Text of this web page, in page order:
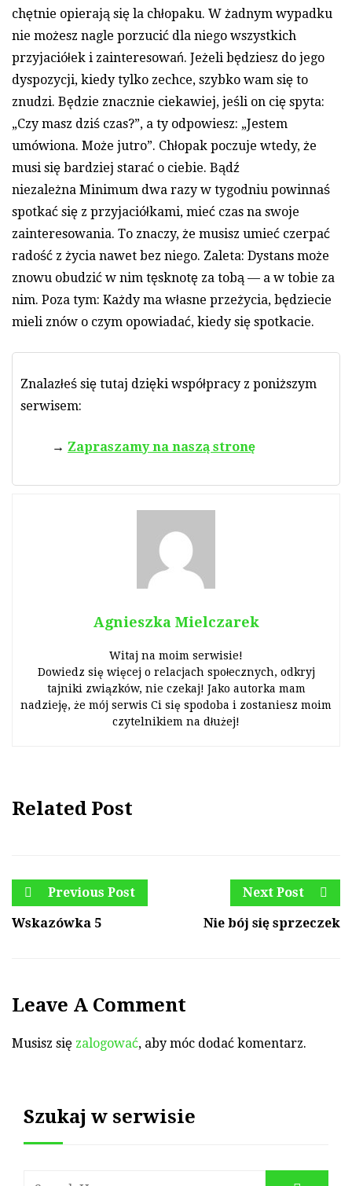
chętnie opierają się la chłopaku. W żadnym wypadku
nie możesz nagle porzucić dla niego wszystkich
przyjaciółek i zainteresowań. Jeżeli będziesz do jego
dyspozycji, kiedy tylko zechce, szybko wam się to
znudzi. Będzie znacznie ciekawiej, jeśli on cię spyta:
„Czy masz dziś czas?”, a ty odpowiesz: „Jestem
umówiona. Może jutro”. Chłopak poczuje wtedy, że
musi się bardziej starać o ciebie. Bądź
niezależna Minimum dwa razy w tygodniu powinnaś
spotkać się z przyjaciółkami, mieć czas na swoje
zainteresowania. To znaczy, że musisz umieć czerpać
radość z życia nawet bez niego. Zaleta: Dystans może
znowu obudzić w nim tęsknotę za tobą — a w tobie za
nim. Poza tym: Każdy ma własne przeżycia, będziecie
mieli znów o czym opowiadać, kiedy się spotkacie.
Znalazłeś się tutaj dzięki współpracy z poniższym
serwisem:
Zapraszamy na naszą stronę
Agnieszka Mielczarek
Witaj na moim serwisie!
Dowiedz się więcej o relacjach społecznych, odkryj
tajniki związków, nie czekaj! Jako autorka mam
nadzieję, że mój serwis Ci się spodoba i zostaniesz moim
czytelnikiem na dłużej!
Related Post
Previous Post
Wskazówka 5
Next Post
Nie bój się sprzeczek
Leave A Comment
Musisz się zalogować, aby móc dodać komentarz.
Szukaj w serwisie